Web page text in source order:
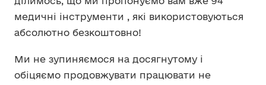
медичні інструменти , які використовуються
абсолютно безкоштовно!
Ми не зупиняємося на досягнутому і
обіцяємо продовжувати працювати не